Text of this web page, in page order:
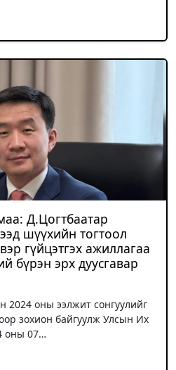
Д.Цогтбаатар
шүүхийн тогтоол
гүйцэтгэх ажиллагаа
бүрэн эрх дуусгавар
2024 оны ээлжит сонгуулийг
зохион байгуулж Улсын Их
оны 07…